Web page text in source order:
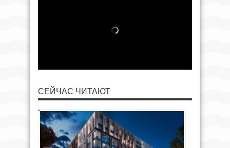
СЕЙЧАС ЧИТАЮТ